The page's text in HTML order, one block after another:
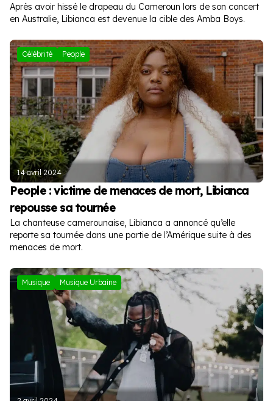
Après avoir hissé le drapeau du Cameroun lors de son concert
en Australie, Libianca est devenue la cible des Amba Boys.
Célébrité People
14 avril 2024
People : victime de menaces de mort, Libianca
repousse sa tournée
La chanteuse camerounaise, Libianca a annoncé qu’elle
reporte sa tournée dans une partie de l’Amérique suite à des
menaces de mort.
Musique Musique Urbaine